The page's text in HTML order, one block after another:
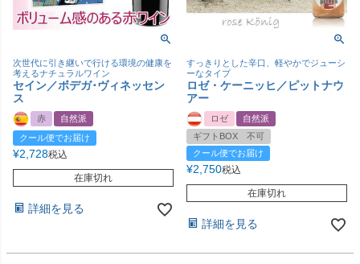
次世代に引き継いで行ける環境の健康を
考えるナチュラルワイン
セイン／ボデガ･ヴィネッセン
ス
赤
自然派
クール便でお届け
¥2,728税込
在庫切れ
詳細を見る
すっきりとした辛口、軽やかでジューシ
ーなタイプ
ロゼ・ケーニッヒ／ピットナウ
アー
ロゼ
自然派
ギフトBOX 不可
クール便でお届け
¥2,750税込
在庫切れ
詳細を見る